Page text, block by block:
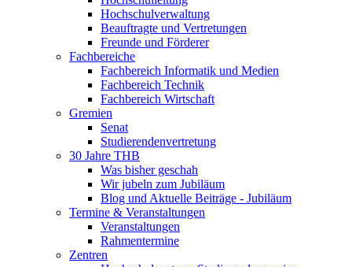
Hochschulverwaltung
Beauftragte und Vertretungen
Freunde und Förderer
Fachbereiche
Fachbereich Informatik und Medien
Fachbereich Technik
Fachbereich Wirtschaft
Gremien
Senat
Studierendenvertretung
30 Jahre THB
Was bisher geschah
Wir jubeln zum Jubiläum
Blog und Aktuelle Beiträge - Jubiläum
Termine & Veranstaltungen
Veranstaltungen
Rahmentermine
Zentren